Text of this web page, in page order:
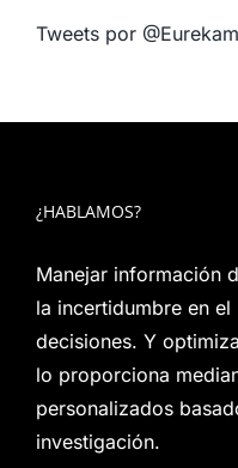
Tweets por
¿HABLAMOS?
Manejar información
la incertidumbre en
decisiones. Y
lo proporciona
personalizados
investigación.